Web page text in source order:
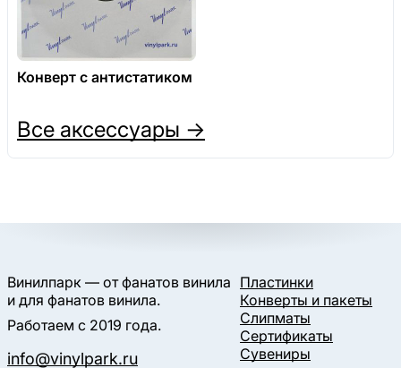
Конверт с антистатиком
Все аксессуары →
Винилпарк — от фанатов винила
и для фанатов винила.
Работаем с 2019 года.
info@vinylpark.ru
Пластинки
Конверты и пакеты
Слипматы
Сертификаты
Сувениры